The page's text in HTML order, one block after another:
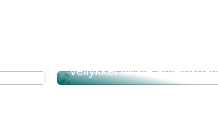
vellykket første arbejdsdag